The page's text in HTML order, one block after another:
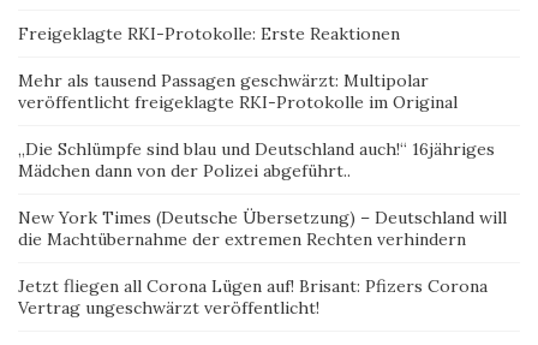
Freigeklagte RKI-Protokolle: Erste Reaktionen
Mehr als tausend Passagen geschwärzt: Multipolar
veröffentlicht freigeklagte RKI-Protokolle im Original
„Die Schlümpfe sind blau und Deutschland auch!“ 16jähriges
Mädchen dann von der Polizei abgeführt..
New York Times (Deutsche Übersetzung) – Deutschland will
die Machtübernahme der extremen Rechten verhindern
Jetzt fliegen all Corona Lügen auf! Brisant: Pfizers Corona
Vertrag ungeschwärzt veröffentlicht!